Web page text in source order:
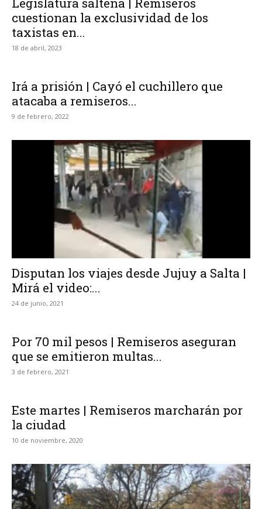
cuestionan la exclusividad de los
taxistas en...
18 de abril, 2023
Irá a prisión | Cayó el cuchillero que
atacaba a remiseros...
9 de febrero, 2022
Disputan los viajes desde Jujuy a Salta |
Mirá el video:...
24 de junio, 2021
Por 70 mil pesos | Remiseros aseguran
que se emitieron multas...
3 de febrero, 2021
Este martes | Remiseros marcharán por
la ciudad
10 de noviembre, 2020